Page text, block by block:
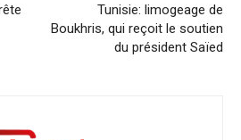
Tunisie: limogeage de
Boukhris, qui reçoit le soutien
du président Saïed